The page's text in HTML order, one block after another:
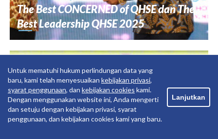
The Best CONCERNED of QHSE dan The
Best Leadership QHSE 2025
Untuk mematuhi hukum perlindungan data yang
baru, kami telah menyesuaikan kebijakan privasi,
syarat penggunaan, dan kebijakan cookies kami.
Dengan menggunakan website ini, Anda mengerti
dan setuju dengan kebijakan privasi, syarat
penggunaan, dan kebijakan cookies kami yang baru.
Lanjutkan